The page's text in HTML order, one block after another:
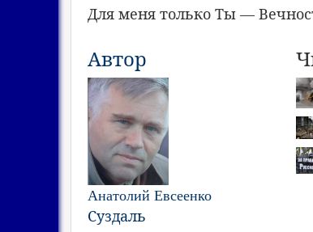
Для меня только Ты —
Автор
Анатолий Евсеенко
Суздаль